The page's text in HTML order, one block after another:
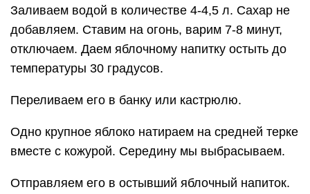
Заливаем водой в количестве 4-4,5 л. Сахар не
добавляем. Ставим на огонь, варим 7-8 минут,
отключаем. Даем яблочному напитку остыть до
температуры 30 градусов.
Переливаем его в банку или кастрюлю.
Одно крупное яблоко натираем на средней терке
вместе с кожурой. Середину мы выбрасываем.
Отправляем его в остывший яблочный напиток.